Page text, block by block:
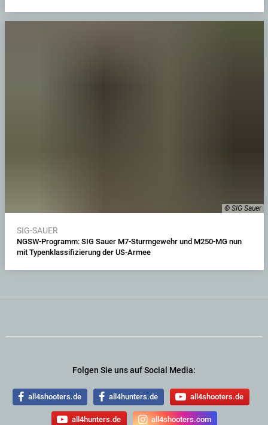
© SIG Sauer
SIG-SAUER
NGSW-Programm: SIG Sauer M7-Sturmgewehr und M250-MG nun
mit Typenklassifizierung der US-Armee
Folgen Sie uns auf Social Media:
all4shooters.de all4hunters.de all4shooters.de
all4hunters.de all4shooters.com